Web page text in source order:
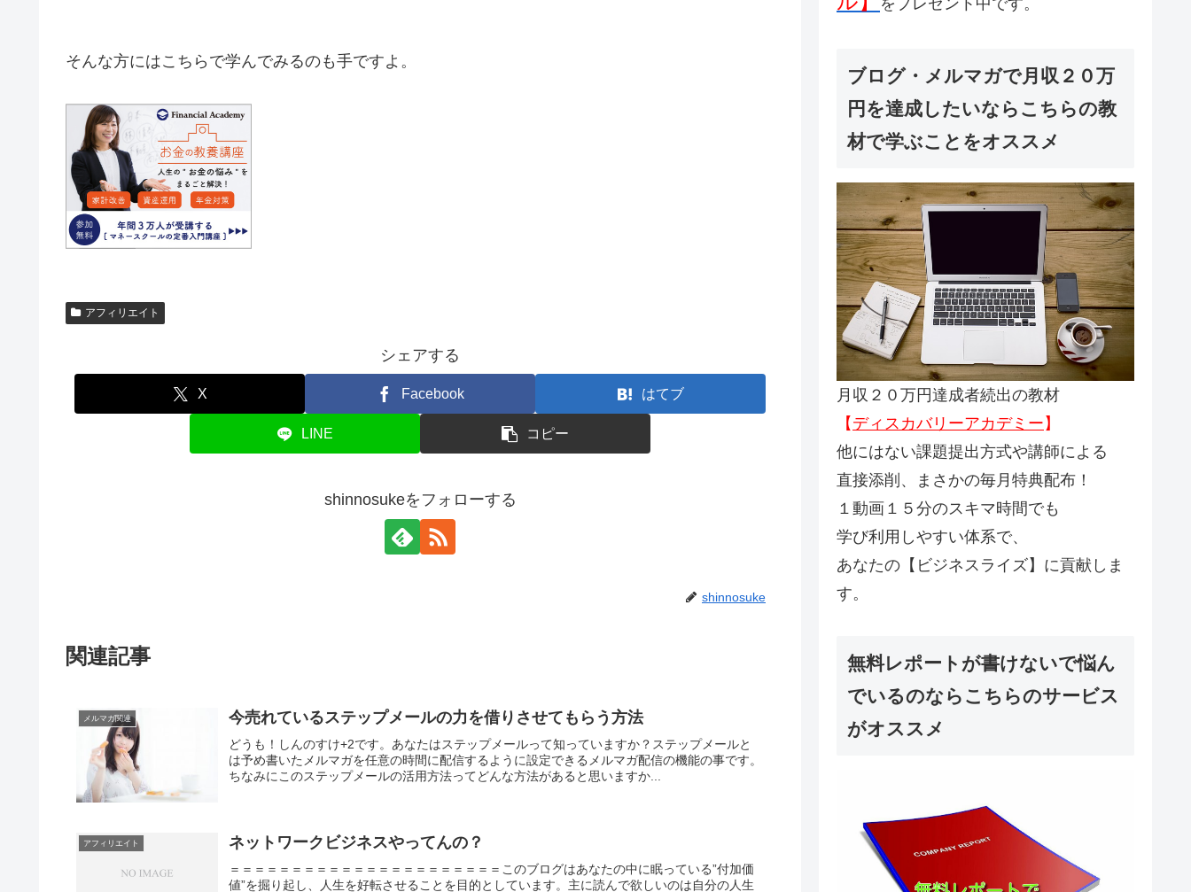
そんな方にはこちらで学んでみるのも手ですよ。
アフィリエイト
シェアする
X Facebook はてブ
LINE コピー
shinnosukeをフォローする
shinnosuke
関連記事
メルマガ関連 今売れているステップメールの力を借りさせてもらう方法
どうも！しんのすけ+2です。あなたはステップメールって知っていますか？ステップメールと
は予め書いたメルマガを任意の時間に配信するように設定できるメルマガ配信の機能の事です。
ちなみにこのステップメールの活用方法ってどんな方法があると思いますか...
アフィリエイト ネットワークビジネスやってんの？
＝＝＝＝＝＝＝＝＝＝＝＝＝＝＝＝＝＝＝＝＝＝このブログはあなたの中に眠っている”付加価
値”を掘り起し、人生を好転させることを目的としています。主に読んで欲しいのは自分の人生
ブログ・メルマガで月収２０万
円を達成したいならこちらの教
材で学ぶことをオススメ
月収２０万円達成者続出の教材
【 ディスカバリーアカデミー 】
他にはない課題提出方式や講師による
直接添削、まさかの毎月特典配布！
１動画１５分のスキマ時間でも
学び利用しやすい体系で、
あなたの【ビジネスライズ】に貢献しま
す。
無料レポートが書けないで悩ん
でいるのならこちらのサービス
がオススメ